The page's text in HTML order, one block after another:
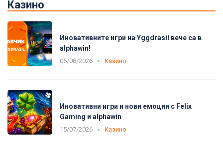
Казино
Иновативните игри на Yggdrasil вече са в
alphawin!
06/08/2026 Казино
Иновативни игри и нови емоции с Felix
Gaming и alphawin
15/07/2026 Казино